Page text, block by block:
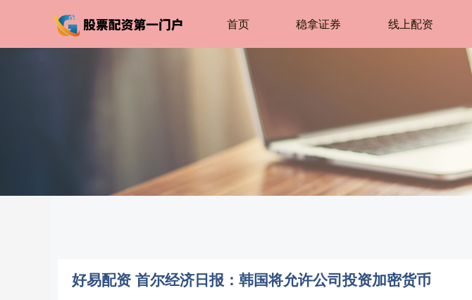
首页 稳拿证券 线上配资
好易配资 首尔经济日报：韩国将允许公司投资加密货币